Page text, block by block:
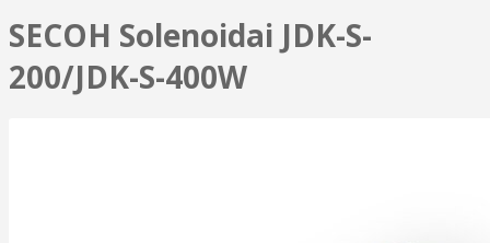
SECOH Solenoidai JDK-S-
200/JDK-S-400W